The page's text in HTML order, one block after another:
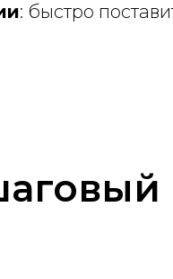
: быстро